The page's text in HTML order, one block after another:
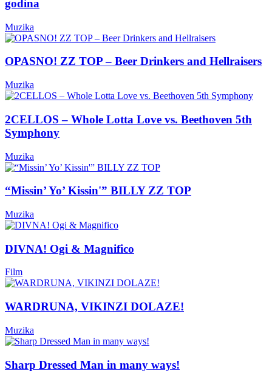
godina
Muzika
OPASNO! ZZ TOP – Beer Drinkers and Hellraisers
Muzika
2CELLOS – Whole Lotta Love vs. Beethoven 5th
Symphony
Muzika
“Missin’ Yo’ Kissin'” BILLY ZZ TOP
Muzika
DIVNA! Ogi & Magnifico
Film
WARDRUNA, VIKINZI DOLAZE!
Muzika
Sharp Dressed Man in many ways!